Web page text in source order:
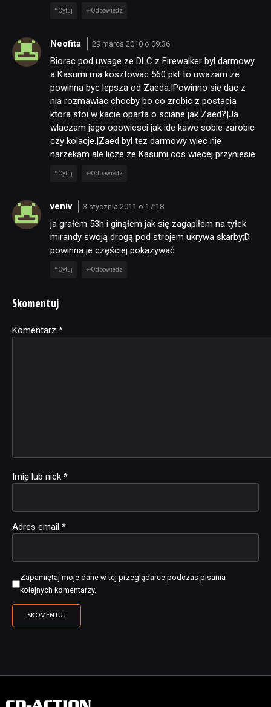
Cytuj Odpowiedz
Neofita 29 marca 2010 o 09:36
Biorac pod uwage ze DLC z Firewalker byl darmowy
a Kasumi ma kosztowac 560 pkt to uwazam ze
powinna byc lepsza od Zaeda.|Powinno sie dac z
nia rozmawiac chocby bo co zrobic z postacia
ktora stoi w kacie oparta o sciane jak Zaed?|Ja
wlaczam jego opowiesci jak ide kawe sobie zarobic
czy kolacje.|Zaed byl tez darmowy wiec nie
narzekam ale licze ze Kasumi cos wiecej przyniesie.
Cytuj Odpowiedz
veniv 3 stycznia 2011 o 17:18
ja grałem 53h i ginąłem jak się zagapiłem na tyłek
mirandy swoją drogą pod strojem ukrywa skarby;D
powinna je częściej pokazywać
Cytuj Odpowiedz
Skomentuj
Komentarz *
Imię lub nick *
Adres email *
Zapamiętaj moje dane w tej przeglądarce podczas pisania
kolejnych komentarzy.
Alternative: